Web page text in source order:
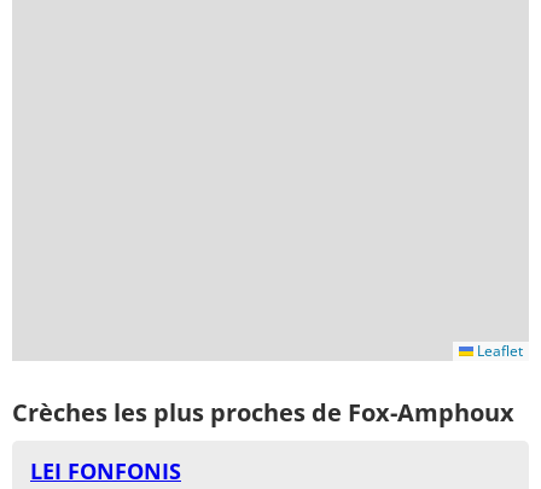
Leaflet
Crèches les plus proches de Fox-Amphoux
LEI FONFONIS